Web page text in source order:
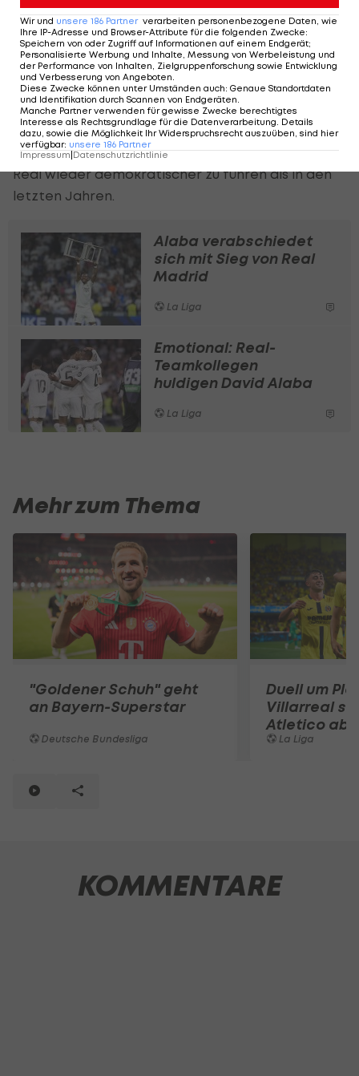
Perez.
Darüber hinaus bleiben Riquelme nur zwei Wochen
Zeit für den Wahlkampf. Die größten
Unterschiede: Der 37-Jährige spricht sich gegen
eine Privatisierung des Klubs aus, während Perez
zehn bis 15 Prozent der Anteile an Investoren
öffnen will. Darüber hinaus hat Riquelme das Ziel,
Real wieder demokratischer zu führen als in den
letzten Jahren.
Alaba verabschiedet
sich mit Sieg von Real
Madrid
La Liga
Emotional: Real-
Teamkollegen
huldigen David Alaba
La Liga
Mehr zum Thema
"Goldener Schuh" geht
an Bayern-Superstar
Deutsche Bundesliga
Duell um
Villarreal
Atletico ab
La Liga
KOMMENTARE
Wir und unsere 186 Partner verarbeiten personenbezogene Daten, wie
Ihre IP-Adresse und Browser-Attribute für die folgenden Zwecke:
Speichern von oder Zugriff auf Informationen auf einem Endgerät;
Personalisierte Werbung und Inhalte, Messung von Werbeleistung und
der Performance von Inhalten, Zielgruppenforschung sowie Entwicklung
und Verbesserung von Angeboten
Diese Zwecke können unter Umständen auch: Genaue Standortdaten
und Identifikation durch Scannen von Endgeräten
Manche Partner verwenden für gewisse Zwecke berechtigtes
Interesse als Rechtsgrundlage für die Datenverarbeitung. Details
dazu, sowie die Möglichkeit Ihr Widerspruchsrecht auszuüben, sind hier
verfügbar: unsere 186 Partner
Impressum|Datenschutzrichtlinie